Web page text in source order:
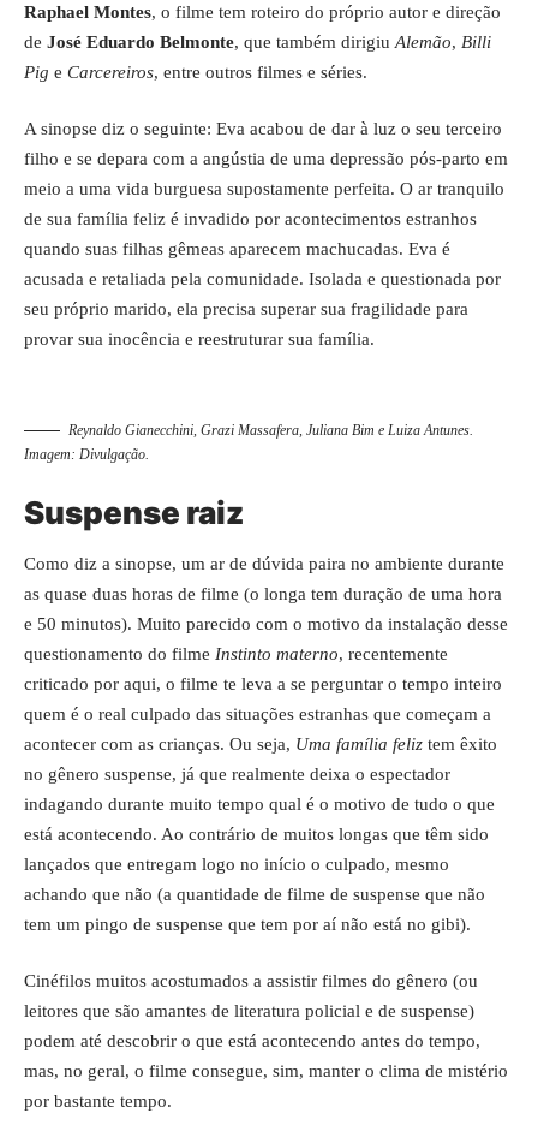
Raphael Montes, o filme tem roteiro do próprio autor e direção
de José Eduardo Belmonte, que também dirigiu Alemão, Billi
Pig e Carcereiros, entre outros filmes e séries.
A sinopse diz o seguinte: Eva acabou de dar à luz o seu terceiro
filho e se depara com a angústia de uma depressão pós-parto em
meio a uma vida burguesa supostamente perfeita. O ar tranquilo
de sua família feliz é invadido por acontecimentos estranhos
quando suas filhas gêmeas aparecem machucadas. Eva é
acusada e retaliada pela comunidade. Isolada e questionada por
seu próprio marido, ela precisa superar sua fragilidade para
provar sua inocência e reestruturar sua família.
Reynaldo Gianecchini, Grazi Massafera, Juliana Bim e Luiza Antunes.
Imagem: Divulgação.
Suspense raiz
Como diz a sinopse, um ar de dúvida paira no ambiente durante
as quase duas horas de filme (o longa tem duração de uma hora
e 50 minutos). Muito parecido com o motivo da instalação desse
questionamento do filme Instinto materno, recentemente
criticado por aqui, o filme te leva a se perguntar o tempo inteiro
quem é o real culpado das situações estranhas que começam a
acontecer com as crianças. Ou seja, Uma família feliz tem êxito
no gênero suspense, já que realmente deixa o espectador
indagando durante muito tempo qual é o motivo de tudo o que
está acontecendo. Ao contrário de muitos longas que têm sido
lançados que entregam logo no início o culpado, mesmo
achando que não (a quantidade de filme de suspense que não
tem um pingo de suspense que tem por aí não está no gibi).
Cinéfilos muitos acostumados a assistir filmes do gênero (ou
leitores que são amantes de literatura policial e de suspense)
podem até descobrir o que está acontecendo antes do tempo,
mas, no geral, o filme consegue, sim, manter o clima de mistério
por bastante tempo.